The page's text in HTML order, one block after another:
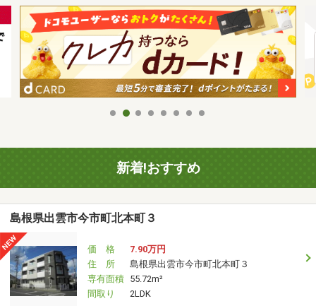
新着!おすすめ
島根県出雲市今市町北本町３
価 格
7.90万円
住 所
島根県出雲市今市町北本町３
専有面積 55.72m²
間取り
2LDK